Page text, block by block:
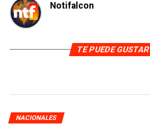
Notifalcon
TE PUEDE GUSTAR
NACIONALES